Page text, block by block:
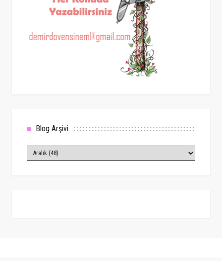
Blog Arşivi